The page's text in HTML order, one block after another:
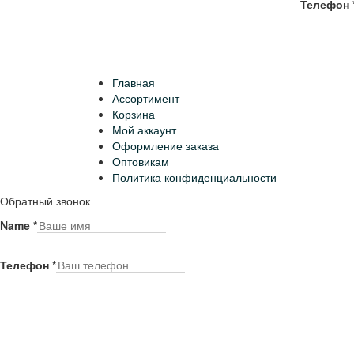
Телефон
Главная
Ассортимент
Корзина
Мой аккаунт
Оформление заказа
Оптовикам
Политика конфиденциальности
Обратный звонок
Name *
Телефон *